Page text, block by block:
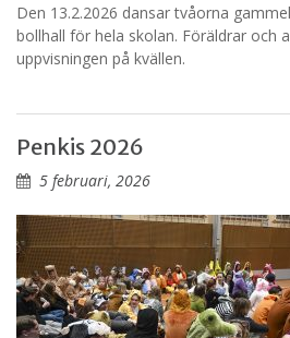
Den 13.2.2026 dansar tvåorna
bollhall för hela skolan. Föräldrar och
uppvisningen på kvällen.
Penkis 2026
5 februari, 2026